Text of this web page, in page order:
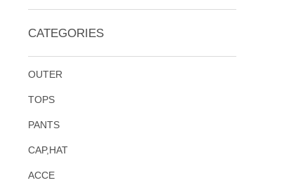
CATEGORIES
OUTER
TOPS
PANTS
CAP,HAT
ACCE